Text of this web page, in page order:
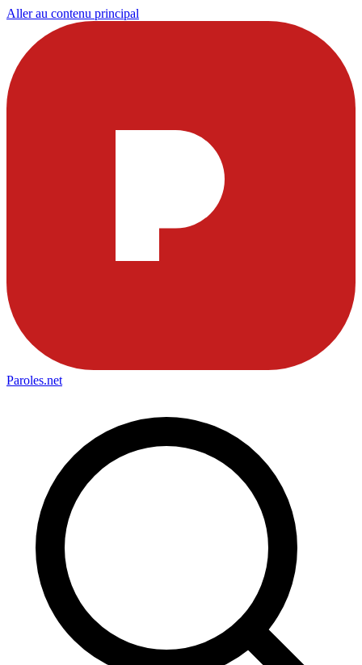
Aller au contenu principal
Paroles.net